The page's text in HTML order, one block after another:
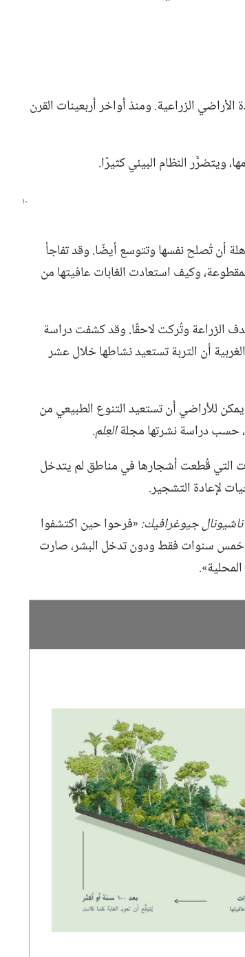
الزراعية.‏ ومنذ أواخر أربعينات القرن
ويتضرَّر النظام البيئي كثيرًا.‏
أن تُصلح نفسها وتتوسع أيضًا.‏ وقد تفاجأ
وكيف استعادت الغابات عافيتها من
الزراعة وتُركت لاحقًا.‏ وقد كشفت دراسة
الغربية أن التربة تستعيد نشاطها خلال عشر
أنه خلال ١٠٠ سنة تقريبًا،‏ يمكن للأراضي أن تستعيد التنوع الطبيعي من
حسب دراسة نشرتها مجلةالعِلم.‏
التي قُطعت أشجارها في مناطق لم يتدخل
لإعادة التشجير.‏
ناشيونال جيوغرافيك:‏«فرحوا حين اكتشفوا
خمس سنوات فقط ودون تدخل البشر،‏ صارت